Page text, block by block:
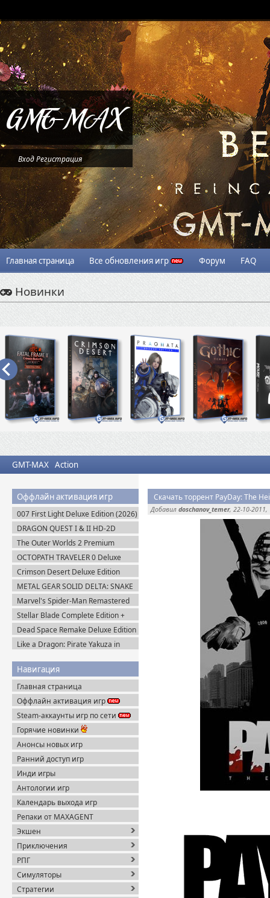
ВходРегистрация
Главная страница Все обновления игр Форум FAQ
Новинки
GMT-MAX Action
Оффлайн активация игр
007 First Light Deluxe Edition (2026)
Пиратка
DRAGON QUEST I & II HD-2D
Remake v.1.0.2.0 + Все DLC (2025)
Пиратка
The Outer Worlds 2 Premium
Edition v.1.2.0.1 (2025) Пиратка
OCTOPATH TRAVELER 0 Deluxe
Edition v.1.0.8 (2025) Portable
Crimson Desert Deluxe Edition
v.1.14.0 (2026) Portable
METAL GEAR SOLID DELTA: SNAKE
EATER v.1.2.4 (2025) Пиратка
Marvel's Spider-Man Remastered
v.4.630.0.0 + Все DLC (2022)
Пиратка
Stellar Blade Complete Edition +
Все DLC (2025) Пиратка
Dead Space Remake Deluxe Edition
(2023) Пиратка
Like a Dragon: Pirate Yakuza in
Навигация
Главная страница
Оффлайн активация игр
Steam-аккаунты игр по сети
Горячие новинки
Анонсы новых игр
Ранний доступ игр
Инди игры
Антологии игр
Календарь выхода игр
Репаки от MAXAGENT
Экшен
Приключения
РПГ
Симуляторы
Стратегии
Скачать торрент PayDay: The
Добавил doschanov_temer, 22-10-2011,